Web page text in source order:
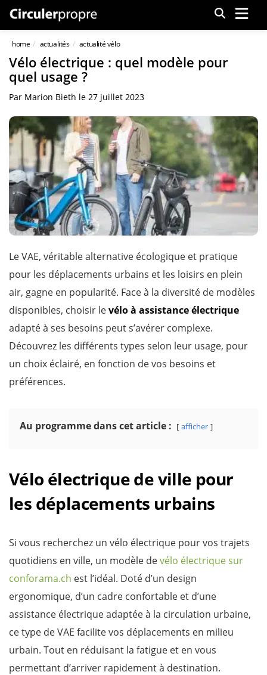
Menu
home actualités actualité vélo
Vélo électrique : quel modèle pour
quel usage ?
Par Marion Bieth le 27 juillet 2023
Le VAE, véritable alternative écologique et pratique
pour les déplacements urbains et les loisirs en plein
air, gagne en popularité. Face à la diversité de modèles
disponibles, choisir levélo à assistance électrique
adapté à ses besoins peut s’avérer complexe.
Découvrez les différents types selon leur usage, pour
un choix éclairé, en fonction de vos besoins et
préférences.
Au programme dans cet article : afficher
Vélo électrique de ville pour
les déplacements urbains
Si vous recherchez un vélo électrique pour vos trajets
quotidiens en ville, un modèle devélo électrique sur
conforama.ch est l’idéal. Doté d’un design
ergonomique, d’un cadre confortable et d’une
assistance électrique adaptée à la circulation urbaine,
ce type de VAE facilite vos déplacements en milieu
urbain. Tout en réduisant la fatigue et en vous
permettant d’arriver rapidement à destination.